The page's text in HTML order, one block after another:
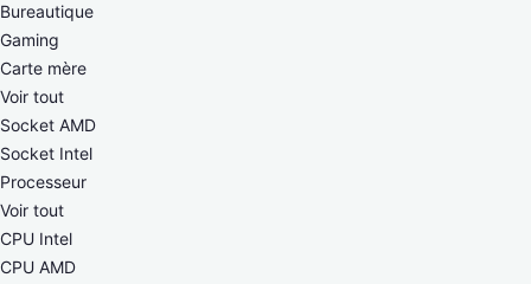
Bureautique
Gaming
Carte mère
Voir tout
Socket AMD
Socket Intel
Processeur
Voir tout
CPU Intel
CPU AMD